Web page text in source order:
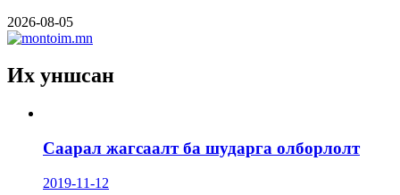
2026-08-05
Их уншсан
Саарал жагсаалт ба шударга олборлолт
2019-11-12